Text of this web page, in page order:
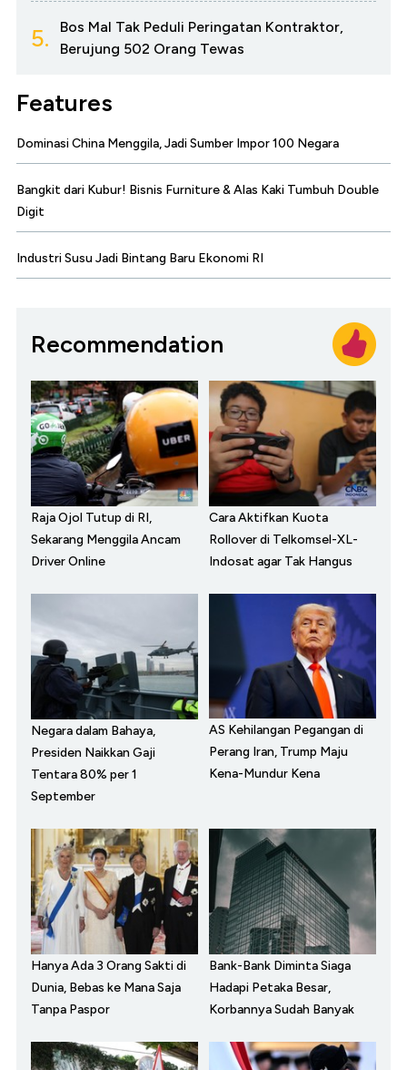
5.
Bos Mal Tak Peduli Peringatan Kontraktor,
Berujung 502 Orang Tewas
Features
Dominasi China Menggila, Jadi Sumber Impor 100 Negara
Bangkit dari Kubur! Bisnis Furniture & Alas Kaki Tumbuh Double
Digit
Industri Susu Jadi Bintang Baru Ekonomi RI
Recommendation
Raja Ojol Tutup di RI,
Sekarang Menggila Ancam
Driver Online
Cara Aktifkan Kuota
Rollover di Telkomsel-XL-
Indosat agar Tak Hangus
Negara dalam Bahaya,
Presiden Naikkan Gaji
Tentara 80% per 1
September
AS Kehilangan Pegangan di
Perang Iran, Trump Maju
Kena-Mundur Kena
Hanya Ada 3 Orang Sakti di
Dunia, Bebas ke Mana Saja
Tanpa Paspor
Bank-Bank Diminta Siaga
Hadapi Petaka Besar,
Korbannya Sudah Banyak